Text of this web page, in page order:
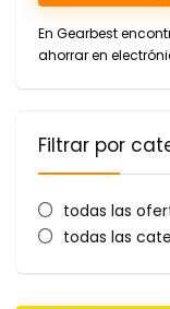
En Gearbest
ahorrar en
Filtrar por
todas las
todas las